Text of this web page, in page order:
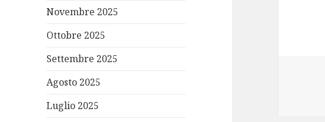
Novembre 2025
Ottobre 2025
Settembre 2025
Agosto 2025
Luglio 2025